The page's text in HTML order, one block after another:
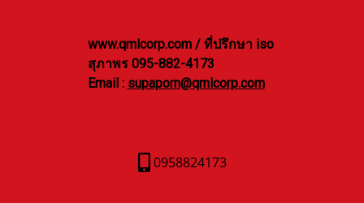
www.qmlcorp.com / ที่ปรึกษา iso
สุภาพร 095-882-4173
Email : supaporn@qmlcorp.com
0958824173